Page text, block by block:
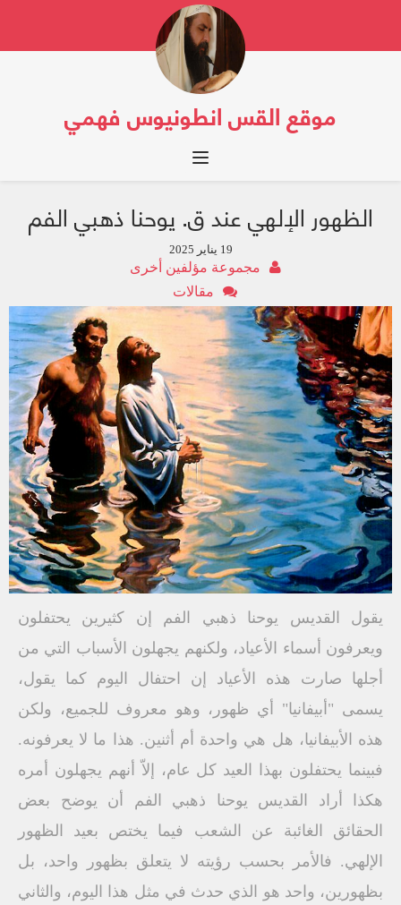
موقع القس انطونيوس فهمي
Toggle navigation
الظهور الإلهي عند ق. يوحنا ذهبي الفم
19 يناير 2025
مجموعة مؤلفين أخرى
مقالات
يقول القديس يوحنا ذهبي الفم إن كثيرين يحتفلون
ويعرفون أسماء الأعياد، ولكنهم يجهلون الأسباب التي من
أجلها صارت هذه الأعياد إن احتفال اليوم كما يقول،
يسمى "أبيفانيا" أي ظهور، وهو معروف للجميع، ولكن
هذه الأبيفانيا، هل هي واحدة أم أثنين. هذا ما لا يعرفونه.
فبينما يحتفلون بهذا العيد كل عام، إلاّ أنهم يجهلون أمره
هكذا أراد القديس يوحنا ذهبي الفم أن يوضح بعض
الحقائق الغائبة عن الشعب فيما يختص بعيد الظهور
الإلهي. فالأمر بحسب رؤيته لا يتعلق بظهور واحد، بل
بظهورين، واحد هو الذي حدث في مثل هذا اليوم، والثاني